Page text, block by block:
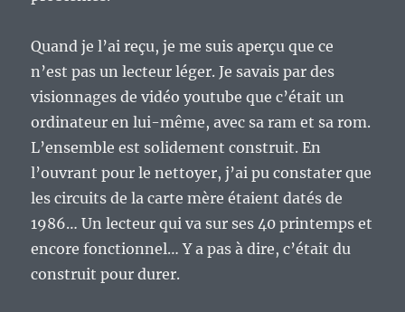
Quand je l’ai reçu, je me suis aperçu que ce
n’est pas un lecteur léger. Je savais par des
visionnages de vidéo youtube que c’était un
ordinateur en lui-même, avec sa ram et sa rom.
L’ensemble est solidement construit. En
l’ouvrant pour le nettoyer, j’ai pu constater que
les circuits de la carte mère étaient datés de
1986… Un lecteur qui va sur ses 40 printemps et
encore fonctionnel… Y a pas à dire, c’était du
construit pour durer.